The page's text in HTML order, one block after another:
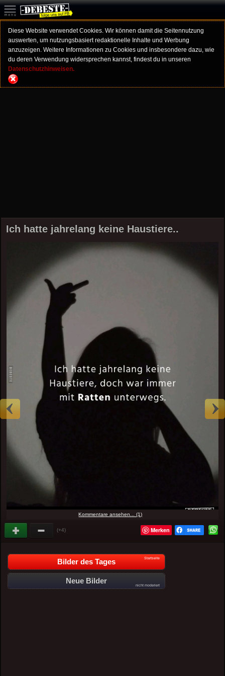
Diese Website verwendet Cookies. Wir können damit die Seitennutzung
auswerten, um nutzungsbasiert redaktionelle Inhalte und Werbung
anzuzeigen. Weitere Informationen zu Cookies und insbesondere dazu, wie
du deren Verwendung widersprechen kannst, findest du in unseren
Datenschutzhinweisen.
Ich hatte jahrelang keine Haustiere..
Kommentare ansehen... (1)
(+4) Merken
Bilder des Tages Startseite
Neue Bilder
nicht moderiert